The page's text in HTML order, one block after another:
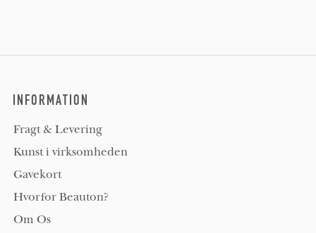
INFORMATION
Fragt & Levering
Kunst i virksomheden
Gavekort
Hvorfor Beauton?
Om Os